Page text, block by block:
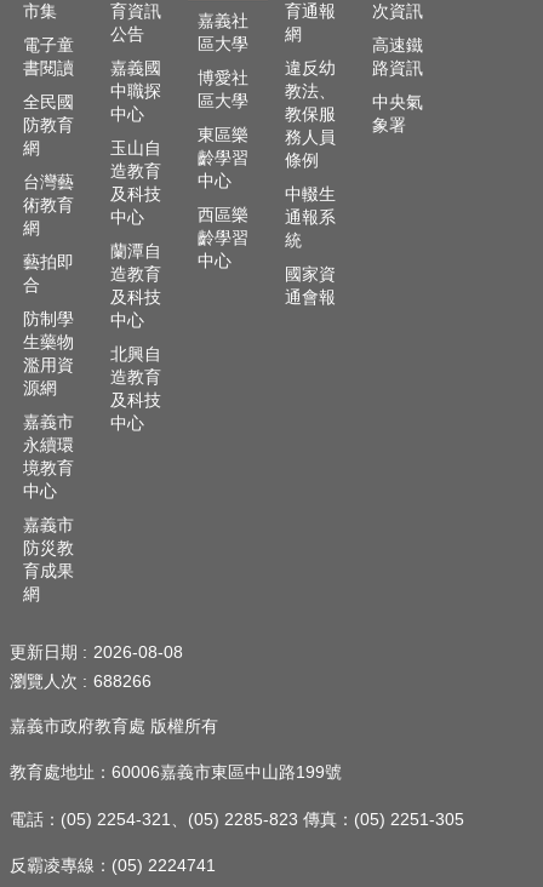
市集
電子童
書閱讀
全民國
防教育
網
台灣藝
術教育
網
藝拍即
合
防制學
生藥物
濫用資
源網
嘉義市
永續環
境教育
中心
嘉義市
防災教
育成果
網
育資訊
公告
嘉義國
中職探
中心
玉山自
造教育
及科技
中心
蘭潭自
造教育
及科技
中心
北興自
造教育
及科技
中心
嘉義社
區大學
博愛社
區大學
東區樂
齡學習
中心
西區樂
齡學習
中心
育通報
網
違反幼
教法、
教保服
務人員
條例
中輟生
通報系
統
國家資
通會報
次資訊
高速鐵
路資訊
中央氣
象署
更新日期
2026-08-08
瀏覽人次
688266
嘉義市政府教育處 版權所有
教育處地址：60006嘉義市東區中山路199號
電話：(05) 2254-321、(05) 2285-823 傳真：(05) 2251-305
反霸凌專線：(05) 2224741